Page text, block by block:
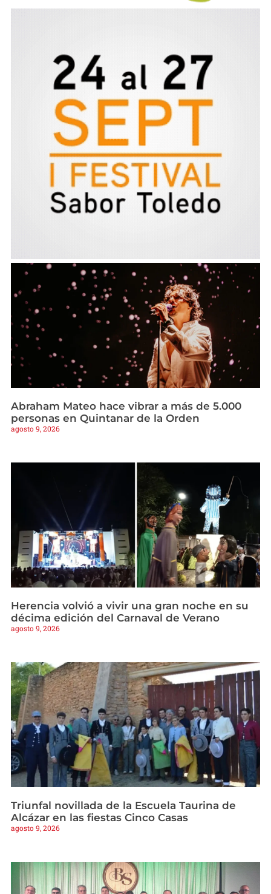
Abraham Mateo hace vibrar a más de 5.000
personas en Quintanar de la Orden
agosto 9, 2026
Herencia volvió a vivir una gran noche en su
décima edición del Carnaval de Verano
agosto 9, 2026
Triunfal novillada de la Escuela Taurina de
Alcázar en las fiestas Cinco Casas
agosto 9, 2026